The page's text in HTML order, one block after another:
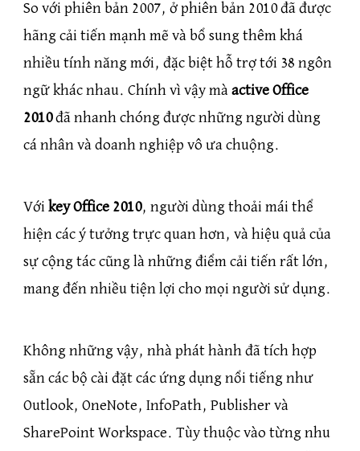
So với phiên bản 2007, ở phiên bản 2010 đã được
hãng cải tiến mạnh mẽ và bổ sung thêm khá
nhiều tính năng mới, đặc biệt hỗ trợ tới 38 ngôn
ngữ khác nhau. Chính vì vậy mà active Office
2010đã nhanh chóng được những người dùng
cá nhân và doanh nghiệp vô ưa chuộng.
Với key Office 2010, người dùng thoải mái thể
hiện các ý tưởng trực quan hơn, và hiệu quả của
sự cộng tác cũng là những điểm cải tiến rất lớn,
mang đến nhiều tiện lợi cho mọi người sử dụng.
Không những vậy, nhà phát hành đã tích hợp
sẵn các bộ cài đặt các ứng dụng nổi tiếng như
Outlook, OneNote, InfoPath, Publisher và
SharePoint Workspace. Tùy thuộc vào từng nhu